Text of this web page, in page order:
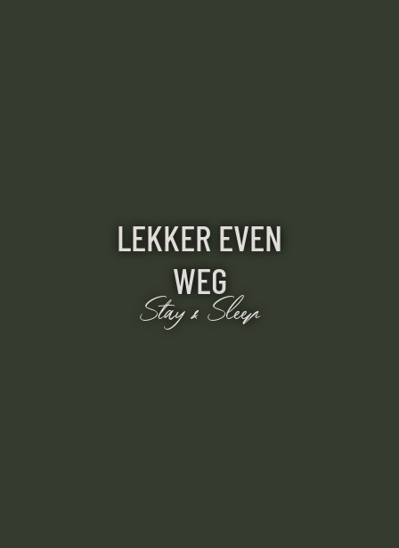
LEKKER EVEN
WEG
Stay & Sleep